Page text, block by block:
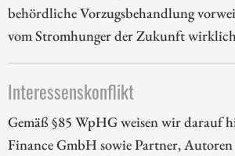
behördliche Vorzugsbehandlung
vom Stromhunger der Zukunft
Interessenskonflikt
Gemäß §85 WpHG weisen wir darauf
Finance GmbH sowie Partner,